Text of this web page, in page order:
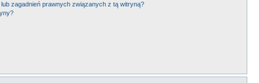
zagadnień prawnych związanych z tą witryną?